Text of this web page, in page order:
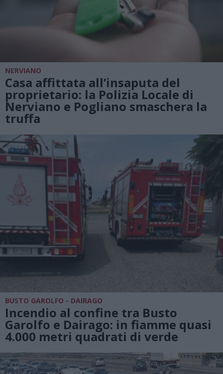
NERVIANO
Casa affittata all’insaputa del
proprietario: la Polizia Locale di
Nerviano e Pogliano smaschera la
truffa
BUSTO GAROLFO - DAIRAGO
Incendio al confine tra Busto
Garolfo e Dairago: in fiamme quasi
4.000 metri quadrati di verde